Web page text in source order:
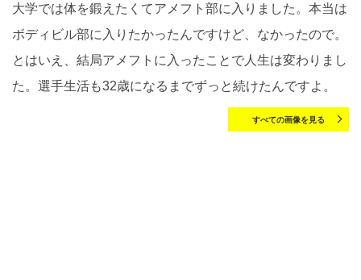
大学では体を鍛えたくてアメフト部に入りました。本当は
ボディビル部に入りたかったんですけど、なかったので。
とはいえ、結局アメフトに入ったことで人生は変わりまし
た。選手生活も32歳になるまでずっと続けたんですよ。
すべての画像を見る